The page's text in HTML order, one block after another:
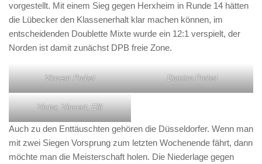
vorgestellt. Mit einem Sieg gegen Herxheim in Runde 14 hätten
die Lübecker den Klassenerhalt klar machen können, im
entscheidenden Doublette Mixte wurde ein 12:1 verspielt, der
Norden ist damit zunächst DPB freie Zone.
Vincent Probst Domino Probst
Victor, Vincent, Elli
Auch zu den Enttäuschten gehören die Düsseldorfer. Wenn man
mit zwei Siegen Vorsprung zum letzten Wochenende fährt, dann
möchte man die Meisterschaft holen. Die Niederlage gegen